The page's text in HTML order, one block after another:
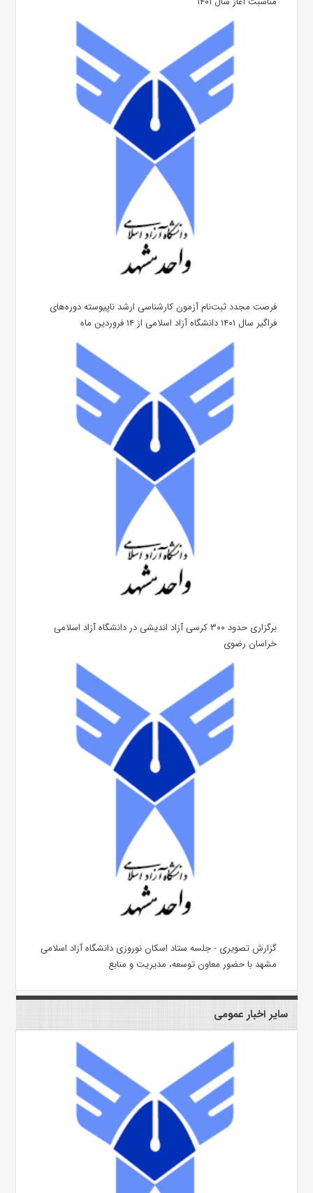
فرصت مجدد ثبت‌نام آزمون کارشناسی ارشد ناپیوسته دوره‌های
فراگیر سال ۱۴۰۱ دانشگاه آزاد اسلامی از ۱۴ فروردین ماه
برگزاری حدود ۳۰۰ کرسی آزاد اندیشی در دانشگاه آزاد اسلامی
خراسان رضوی
گزارش تصویری - جلسه ستاد اسکان نوروزی دانشگاه آزاد اسلامی
مشهد با حضور معاون توسعه، مدیریت و منابع
سایر اخبار عمومی